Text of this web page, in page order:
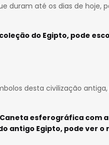
duram até os dias de hoje,
do Egipto, pode
desta civilização
Caneta esferográfica com
antigo Egipto, pode ver o